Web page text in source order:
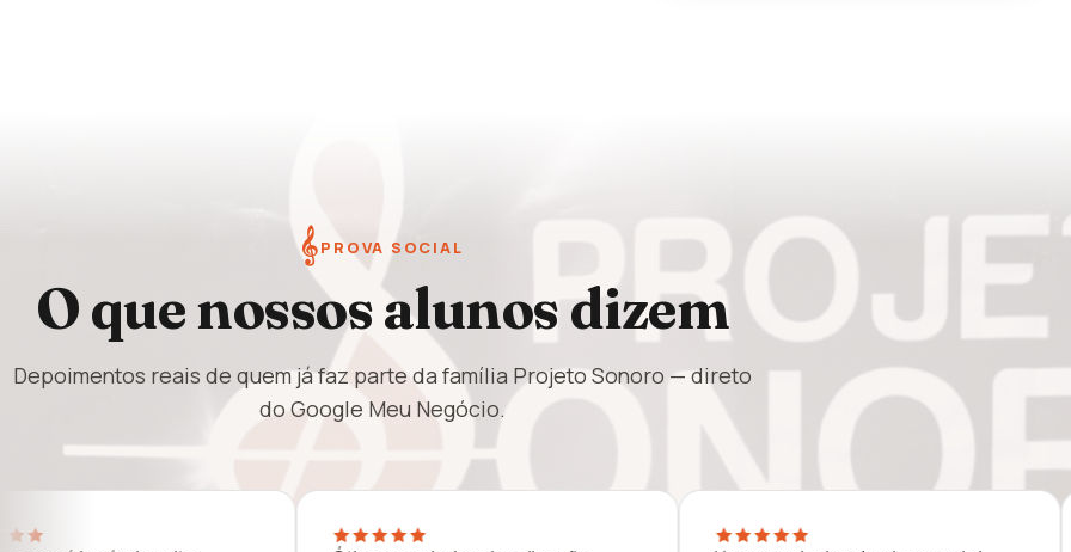
𝄞PROVA SOCIAL
O que nossos alunos dizem
Depoimentos reais de quem já faz parte da família Projeto Sonoro — direto
do Google Meu Negócio.